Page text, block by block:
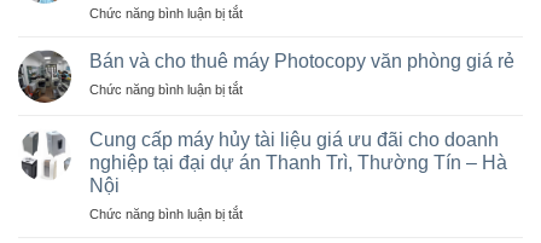
tại
Nội
rẻ
nhà
thầu
động
Chức năng bình luận bị tắtở
máy
photo
tại
Trì,
Phú
các
Bán và cho thuê máy Photocopy văn phòng giá rẻ
Chức năng bình luận bị tắtở
cho
thuê
Photocopy
Cung cấp máy hủy tài liệu giá ưu đãi cho doanh
nghiệp tại đại dự án Thanh Trì, Thường Tín – Hà
Nội
Chức năng bình luận bị tắtở